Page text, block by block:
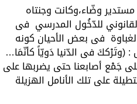
وضّاء،وكانت وجنتاه
للدّخُول المدرسي فى
فى بعض الأحيان كونه
: (وتَرْككَ فى الدّنيا دَويّاً كأنّمَا…
جَمْع أصابعنا حتى يضربها على
على تلك الأنامل الهزيلة